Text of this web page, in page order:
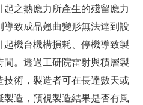
之熱應力所產生的殘留應力
致成品翹曲變形無法達到設
機台機構損耗、停機導致製
。透過工研院雷射與積層製
術，製造者可在長達數天或
造，預視製造結果是否有風